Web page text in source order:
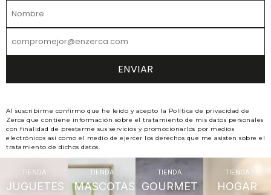
Al suscribirme confirmo que he leído y acepto la Política de privacidad de
Zerca que contiene información sobre el tratamiento de mis datos personales
con finalidad de prestarme sus servicios y promocionarlos por medios
electrónicos así como el medio de ejercer los derechos que me asisten sobre el
tratamiento de dichos datos.
TIENDA
JUGUETES
TIENDA
MASCOTAS
TIENDA
GOURMET
TIENDA
HOGAR